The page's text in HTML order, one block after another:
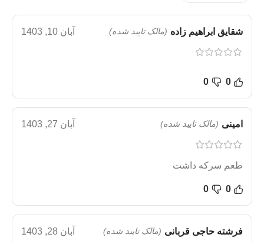
شقایق ابراهیم زاده (مالک تایید شده) آبان 10, 1403
0
0
امینی (مالک تایید شده) آبان 27, 1403
طعم سرکه داشت
0
0
فرشته حاجی قربانی (مالک تایید شده) آبان 28, 1403